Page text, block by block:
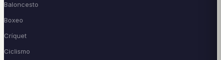
Baloncesto
Boxeo
Críquet
Ciclismo